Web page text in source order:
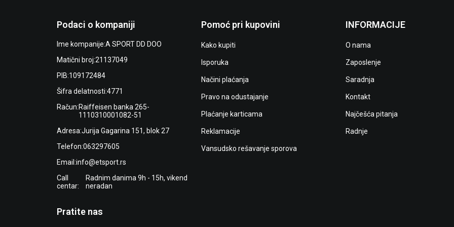
Podaci o kompaniji
Ime kompanije:A SPORT DD DOO
Matični broj:21137049
PIB:109172484
Šifra delatnosti:4771
Račun:Raiffeisen banka 265-
1110310001082-51
Adresa:Jurija Gagarina 151, blok 27
Telefon:063297605
Email:info@etsport.rs
Call
centar:
Radnim danima 9h - 15h, vikend
neradan
Pomoć pri kupovini
Kako kupiti
Isporuka
Načini plaćanja
Pravo na odustajanje
Plaćanje karticama
Reklamacije
Vansudsko rešavanje sporova
INFORMACIJE
O nama
Zaposlenje
Saradnja
Kontakt
Najčešća pitanja
Radnje
Pratite nas